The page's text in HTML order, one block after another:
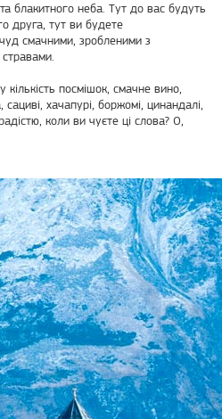
блакитного неба. Тут до вас будуть
друга, тут ви будете
смачними, зробленими з
кількість посмішок, смачне вино,
хачапурі, боржомі, цинандалі,
коли ви чуєте ці слова? О,